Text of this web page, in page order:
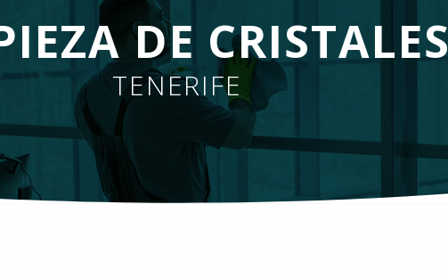
DE CRISTALES
TENERIFE